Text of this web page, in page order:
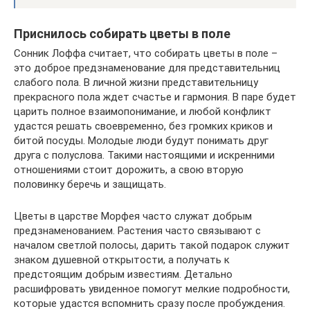
Приснилось собирать цветы в поле
Сонник Лоффа считает, что собирать цветы в поле –
это доброе предзнаменование для представительниц
слабого пола. В личной жизни представительницу
прекрасного пола ждет счастье и гармония. В паре будет
царить полное взаимопонимание, и любой конфликт
удастся решать своевременно, без громких криков и
битой посуды. Молодые люди будут понимать друг
друга с полуслова. Такими настоящими и искренними
отношениями стоит дорожить, а свою вторую
половинку беречь и защищать.
Цветы в царстве Морфея часто служат добрым
предзнаменованием. Растения часто связывают с
началом светлой полосы, дарить такой подарок служит
знаком душевной открытости, а получать к
предстоящим добрым известиям. Детально
расшифровать увиденное помогут мелкие подробности,
которые удастся вспомнить сразу после пробуждения.